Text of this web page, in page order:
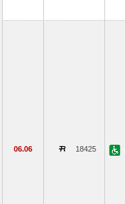
06.06 18425